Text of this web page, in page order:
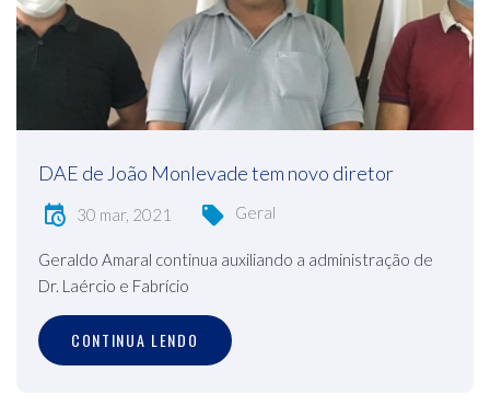
DAE de João Monlevade tem novo diretor
30 mar, 2021 Geral
Geraldo Amaral continua auxiliando a administração de
Dr. Laércio e Fabrício
CONTINUA LENDO